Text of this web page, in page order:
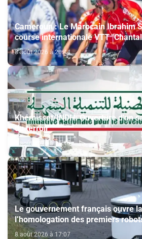
Cameroun : Le Marocain Ibrahim
course internationale VTT
8 août 2026 à 20:44
Khémisset/INDH: Ouverture d'un
du terroir
8 août 2026 à 18:15
Le gouvernement français ouvre
l’homologation des premiers
autonome
8 août 2026 à 17:07